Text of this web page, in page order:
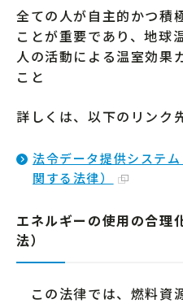
全ての人が自主的かつ積
ことが重要であり、地球
人の活動による温室効果
こと
詳しくは、以下のリンク
法令データ提供システ
関する法律）
エネルギーの使用の合理
法）
この法律では、燃料資